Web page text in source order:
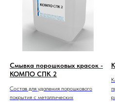
Смывка порошковых красок -
КОМПО СПК 2
Состав для удаления порошкового
покрытия с металлических